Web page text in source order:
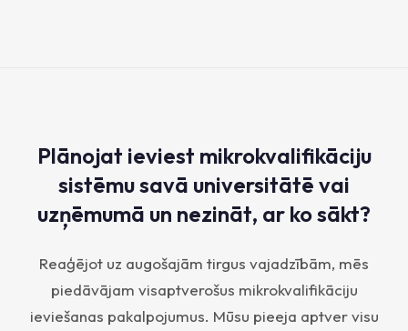
Plānojat ieviest mikrokvalifikāciju
sistēmu savā universitātē vai
uzņēmumā un nezināt, ar ko sākt?
Reaģējot uz augošajām tirgus vajadzībām, mēs
piedāvājam visaptverošus mikrokvalifikāciju
ieviešanas pakalpojumus. Mūsu pieeja aptver visu